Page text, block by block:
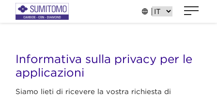
Informativa sulla privacy per le
applicazioni
Siamo lieti di ricevere la vostra richiesta di